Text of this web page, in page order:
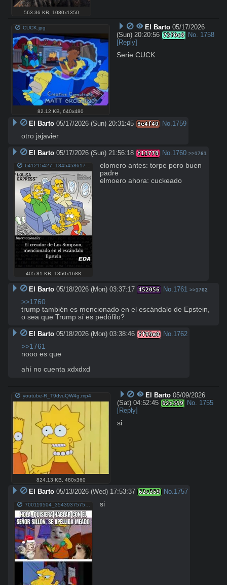
563.36 KB 1080x1350
CUCK.jpg
82.12 KB,640x480
El Barto 05/17/2026
(Sun) 20:20:56 73f0c8 No. 1758
[Reply]
Serie CUCK
El Barto 05/17/2026 (Sun) 20:31:45 8e4f40 No. 1759
otro jajavier
El Barto 05/17/2026 (Sun) 21:56:18 f13778 No. 1760 >>1761
405.81 KB 1350x1688
elomero antes: torpe pero buen
padre
elmoero ahora: cuckeado
El Barto 05/18/2026 (Mon) 03:37:17 452056 No.1761 >>1762
>>1760
trump también es mencionado en el escándalo de Epstein,
o sea que Trump sí es pedófilo?
El Barto 05/18/2026 (Mon) 03:38:46 ff93a0 No.1762
>>1761
nooo es que
ahí no cuenta xdxdxd
youtube-R_T9dvuQW4g.mp4
824.13 KB 480x360
El Barto 05/09/2026
(Sat) 04:52:45 62c359 No. 1755
[Reply]
si
El Barto 05/13/2026 (Wed) 17:53:37 62c359 No.1757
si